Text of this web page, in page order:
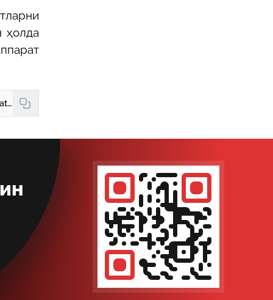
ҳолда
https://hudud24.uz/news/mekhnat-shartnomasini-ish-beruvchining-tashabbusiga-kura-bekor-kilishda-ogokhlantirish-muddatiga-kaisi-davrlar-kirmaidi